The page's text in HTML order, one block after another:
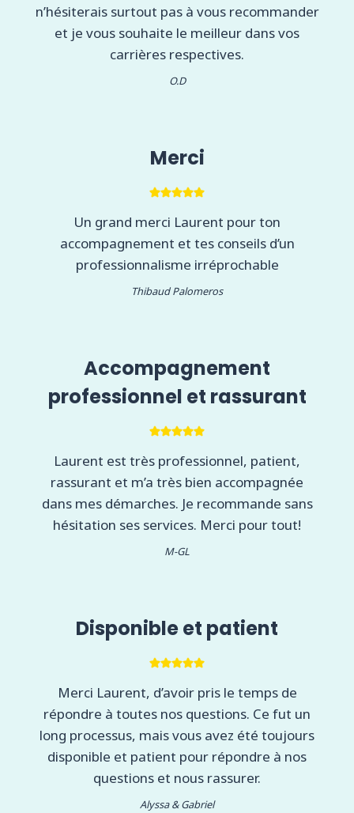
n’hésiterais surtout pas à vous recommander
et je vous souhaite le meilleur dans vos
carrières respectives.
O.D
Merci
Un grand merci Laurent pour ton
accompagnement et tes conseils d’un
professionnalisme irréprochable
Thibaud Palomeros
Accompagnement
professionnel et rassurant
Laurent est très professionnel, patient,
rassurant et m’a très bien accompagnée
dans mes démarches. Je recommande sans
hésitation ses services. Merci pour tout!
M-GL
Disponible et patient
Merci Laurent, d’avoir pris le temps de
répondre à toutes nos questions. Ce fut un
long processus, mais vous avez été toujours
disponible et patient pour répondre à nos
questions et nous rassurer.
Alyssa & Gabriel